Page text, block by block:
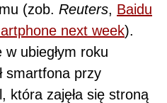
(zob. Reuters, Baidu
next week).
ubiegłym roku
smartfona przy
która zajęła się stroną